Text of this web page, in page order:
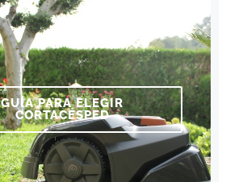
GUÍA PARA ELEGIR
CORTACÉSPED